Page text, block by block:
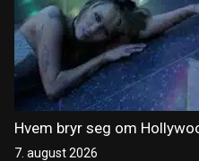
Hvem bryr seg om
7. august 2026